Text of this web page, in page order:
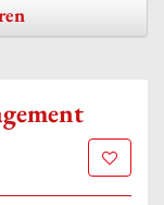
Zur